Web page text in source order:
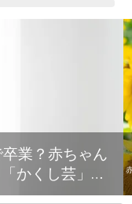
業？赤ちゃん
かくし芸」的